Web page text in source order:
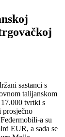
sastanci s
talijanskom
tvrtki s
prosječno
a su
EUR, a sada se